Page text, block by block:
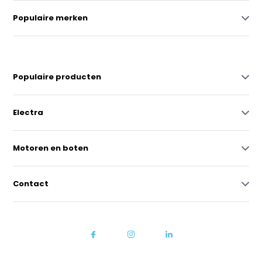
Populaire merken
Populaire producten
Electra
Motoren en boten
Contact